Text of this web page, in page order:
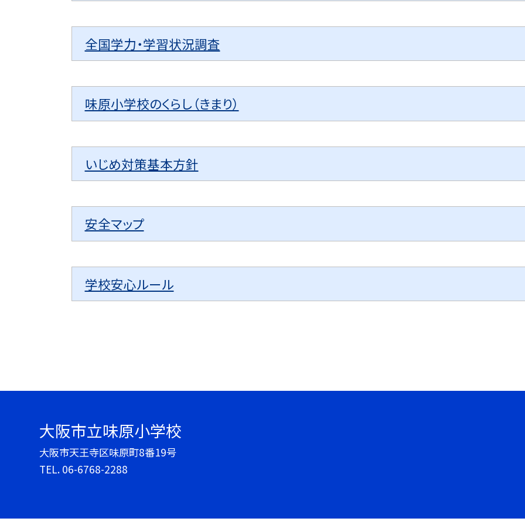
全国学力・学習状況調査
味原小学校のくらし（きまり）
いじめ対策基本方針
安全マップ
学校安心ルール
大阪市立味原小学校
大阪市天王寺区味原町8番19号
TEL. 06-6768-2288